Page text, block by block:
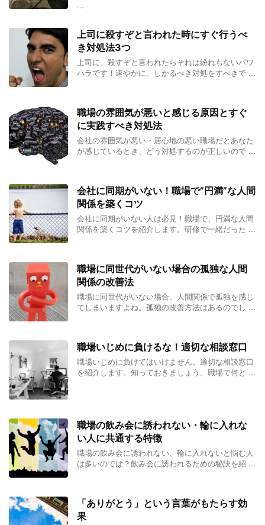
...
上司に殺すぞと言われた時にすぐ行うべ
き対処法3つ
上司に、殺すぞと言われたらそれは紛れもないパワ
ハラです！速やかに、しかるべき対処をすべきで ...
職場の雰囲気が悪いと感じる原因とすぐ
に実践すべき対処法
会社の雰囲気が悪い・居心地の悪い職場だとあなた
が感じているとき、どう対処するのが正しいので ...
会社に同期がいない！職場で”円満”な人間
関係を築くコツ
会社に同期がいない人は必見！職場で、円満な人間
関係を築くコツを紹介します。研修で一緒だった ...
職場に同世代がいない場合の孤独な人間
関係の改善法
職場に同世代がいない場合、人間関係で孤独を感じ
てしまいますよね。孤独の改善方法はあるのでし ...
職場いじめに負けるな！適切な相談窓口
職場いじめに負けてはいけません。適切な相談窓口
を紹介します。知っておきましょう。職場で何と ...
職場の飲み会に誘われない・輪に入れな
い人に共通する特徴
職場の飲み会に誘われない、輪に入れないと悩む人
は多いのでは？飲み会に誘われるための秘訣を紹 ...
「ありがとう」という言葉がもたらす効
果